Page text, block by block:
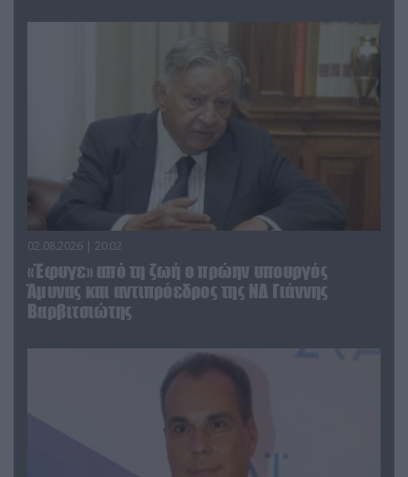
02.08.2026 | 20:02
«Έφυγε» από τη ζωή ο πρώην υπουργός
Άμυνας και αντιπρόεδρος της ΝΔ Γιάννης
Βαρβιτσιώτης